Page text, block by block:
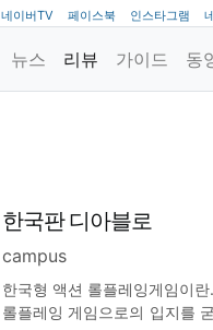
네이버TV 페이스북 인스타그램
뉴스 리뷰 가이드 동
한국판 디아블로
campus
한국형 액션 롤플레잉게임이
롤플레잉 게임으로의 입지를